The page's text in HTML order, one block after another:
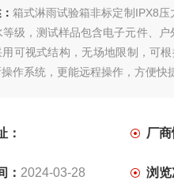
箱式淋雨试验箱非标定制IPX8
等级，测试样品包含电子元件、
可视式结构，无场地限制，可
作系统，更能远程操作，方便快
： 厂商
： 2024-03-28 浏览